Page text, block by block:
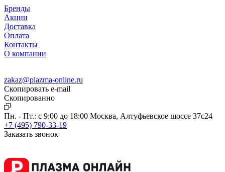
Бренды
Акции
Доставка
Оплата
Контакты
О компании
zakaz@plazma-online.ru
Скопировать e-mail
Cкопированно
Пн. - Пт.: с 9:00 до 18:00 Москва, Алтуфьевское шоссе 37с24
+7 (495) 790-33-19
Заказать звонок